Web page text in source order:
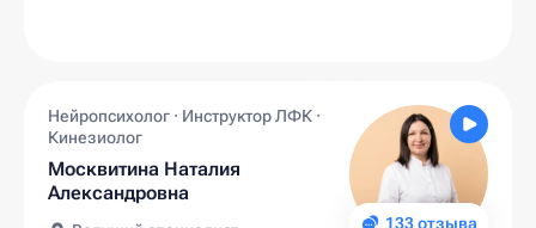
133 отзыва
Нейропсихолог · Инструктор ЛФК ·
Кинезиолог
Москвитина Наталия
Александровна